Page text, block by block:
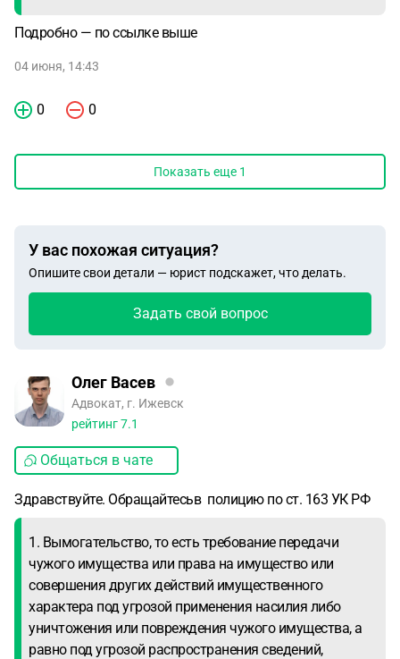
Подробно — по ссылке выше
04 июня, 14:43
0 0
Показать еще 1
У вас похожая ситуация?
Опишите свои детали — юрист подскажет, что делать.
Задать свой вопрос
Олег Васев
Адвокат, г. Ижевск
рейтинг7.1
Общаться в чате
Здравствуйте. Обращайтесьв полицию по ст. 163 УК РФ
1. Вымогательство, то есть требование передачи
чужого имущества или права на имущество или
совершения других действий имущественного
характера под угрозой применения насилия либо
уничтожения или повреждения чужого имущества, а
равно под угрозой распространения сведений,